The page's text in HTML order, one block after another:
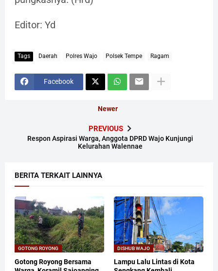
Editor: Yd
Tags Daerah Polres Wajo Polsek Tempe Ragam
Facebook
Newer
PREVIOUS
Respon Aspirasi Warga, Anggota DPRD Wajo Kunjungi
Kelurahan Walennae
BERITA TERKAIT LAINNYA
GOTONG ROYONG
Gotong Royong Bersama
DISHUB WAJO
Lampu Lalu Lintas di Kota